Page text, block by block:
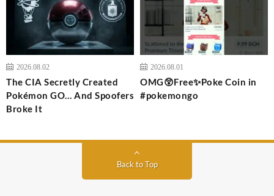
2026.08.02
The CIA Secretly Created
Pokémon GO… And Spoofers
Broke It
2026.08.01
OMG😲Free✨️Poke Coin in
#pokemongo
Back to Top